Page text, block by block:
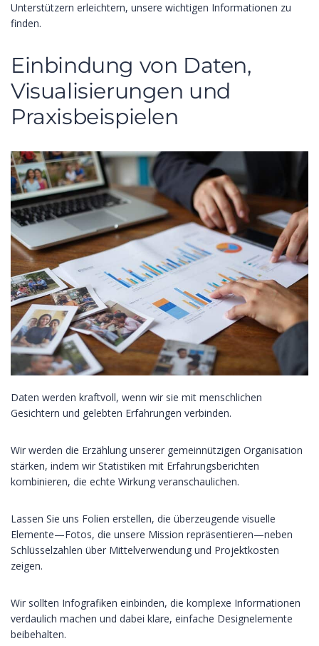
Unterstützern erleichtern, unsere wichtigen Informationen zu
finden.
Einbindung von Daten,
Visualisierungen und
Praxisbeispielen
Daten werden kraftvoll, wenn wir sie mit menschlichen
Gesichtern und gelebten Erfahrungen verbinden.
Wir werden die Erzählung unserer gemeinnützigen Organisation
stärken, indem wir Statistiken mit Erfahrungsberichten
kombinieren, die echte Wirkung veranschaulichen.
Lassen Sie uns Folien erstellen, die überzeugende visuelle
Elemente—Fotos, die unsere Mission repräsentieren—neben
Schlüsselzahlen über Mittelverwendung und Projektkosten
zeigen.
Wir sollten Infografiken einbinden, die komplexe Informationen
verdaulich machen und dabei klare, einfache Designelemente
beibehalten.